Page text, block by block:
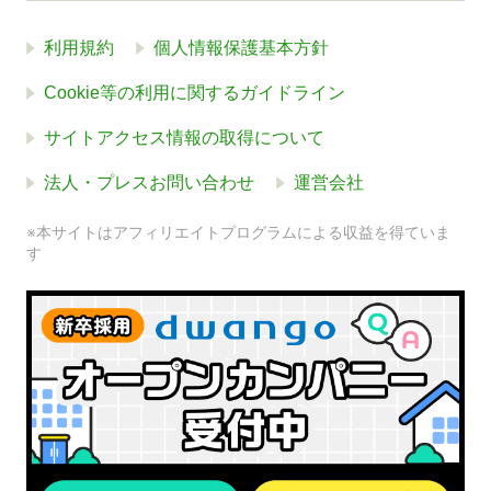
利用規約 個人情報保護基本方針
Cookie等の利用に関するガイドライン
サイトアクセス情報の取得について
法人・プレスお問い合わせ 運営会社
※本サイトはアフィリエイトプログラムによる収益を得ていま
す